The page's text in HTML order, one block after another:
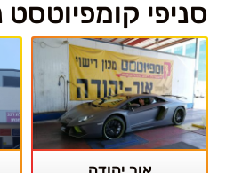
סניפי קומפיוטסט